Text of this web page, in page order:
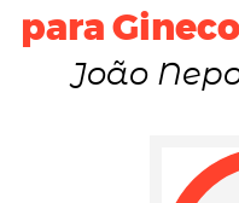
para
João